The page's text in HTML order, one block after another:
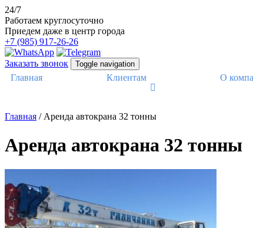
24/7
Работаем круглосуточно
Приедем даже в центр города
+7 (985) 917-26-26
Заказать звонок Toggle navigation
Главная Клиентам О
Главная / Аренда автокрана 32 тонны
Аренда автокрана 32 тонны